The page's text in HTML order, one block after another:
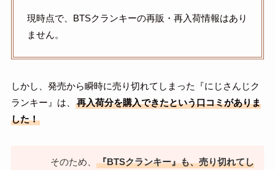
現時点で、BTSクランキーの再販・再入荷情報はあり
ません。
しかし、発売から瞬時に売り切れてしまった『にじさんじク
ランキー』は、
再入荷分を購入できたという口コミがありま
した！
そのため、
『BTSクランキー』も、売り切れてし